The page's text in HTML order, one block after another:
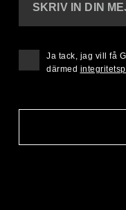
SKRIV IN DIN
Ja tack, jag vill få
därmed